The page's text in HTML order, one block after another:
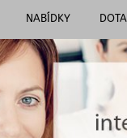
NABÍDKY